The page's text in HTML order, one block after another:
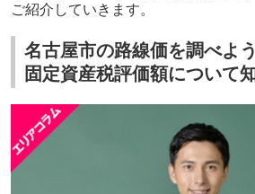
ご紹介していきます。
名古屋市の路線価を調べよ
固定資産税評価額について